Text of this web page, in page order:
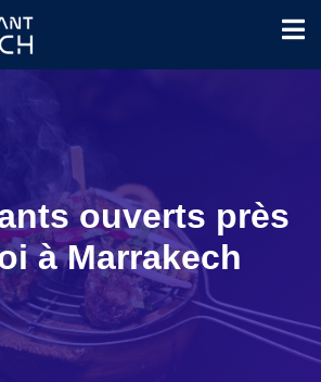
ouverts près
à Marrakech